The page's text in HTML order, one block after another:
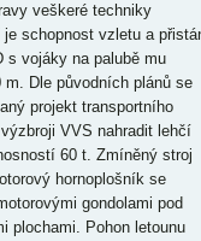
veškeré techniky
schopnost vzletu a
s vojáky na palubě mu
Dle původních plánů se
projekt transportního
VVS nahradit lehčí
60 t. Zmíněný stroj
hornoplošník se
gondolami pod
plochami. Pohon letounu